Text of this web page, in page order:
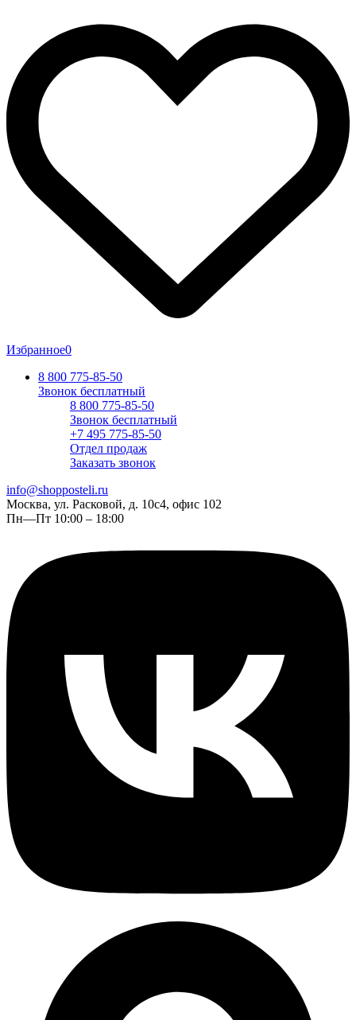
Избранное0
8 800 775-85-50
Звонок бесплатный
8 800 775-85-50
Звонок бесплатный
+7 495 775-85-50
Отдел продаж
Заказать звонок
info@shopposteli.ru
Москва, ул. Расковой, д. 10с4, офис 102
Пн—Пт 10:00 – 18:00